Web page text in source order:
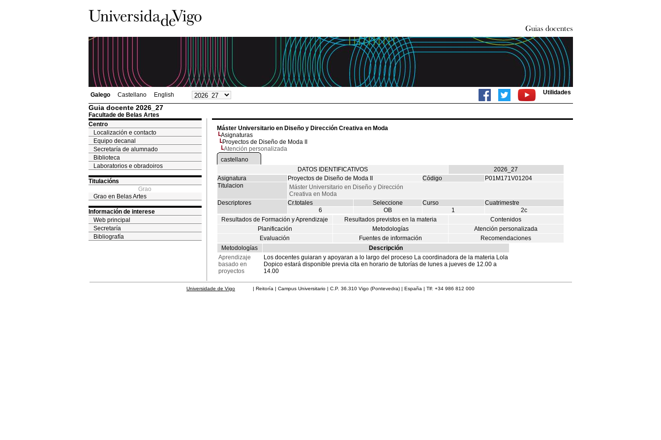
Galego Castellano English Utilidades
Guia docente 2026_27
Facultade de Belas Artes
Centro
Localización e contacto
Equipo decanal
Secretaría de alumnado
Biblioteca
Laboratorios e obradoiros
Titulacións
Grao
Grao en Belas Artes
Información de interese
Web principal
Secretaría
Bibliografía
Máster Universitario en Diseño y Dirección Creativa en Moda
Asignaturas
Proyectos de Diseño de Moda II
Atención personalizada
castellano
DATOS IDENTIFICATIVOS
2026_27
Asignatura
Proyectos de Diseño de Moda II Código
P01M171V01204
Titulacion
Máster Universitario en Diseño y Dirección
Creativa en Moda
Descriptores
Cr.totales Seleccione Curso
Cuatrimestre
6
OB 1
2c
Resultados de Formación y Aprendizaje
Resultados previstos en la materia
Contenidos
Planificación
Metodologías
Atención personalizada
Evaluación
Fuentes de información
Recomendaciones
Metodologías
Descripción
Aprendizaje
basado en
proyectos
Los docentes guiaran y apoyaran a lo largo del proceso La coordinadora de la materia Lola
Dopico estará disponible previa cita en horario de tutorías de lunes a jueves de 12.00 a
14.00
Universidade de Vigo | Reitoría | Campus Universitario | C.P. 36.310 Vigo (Pontevedra) | España | Tlf: +34 986 812 000